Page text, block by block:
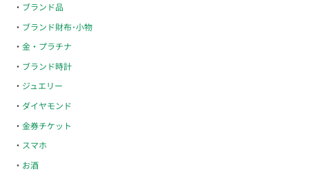
ブランド品
ブランド財布･小物
金・プラチナ
ブランド時計
ジュエリー
ダイヤモンド
金券チケット
スマホ
お酒